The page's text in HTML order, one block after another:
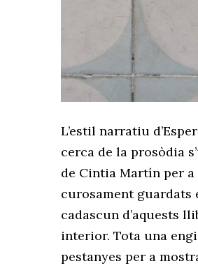
L’estil narratiu
cerca de la prosòdia
de Cintia Martín per
curosament guardats
cadascun d’aquests
interior. Tota una
pestanyes per a